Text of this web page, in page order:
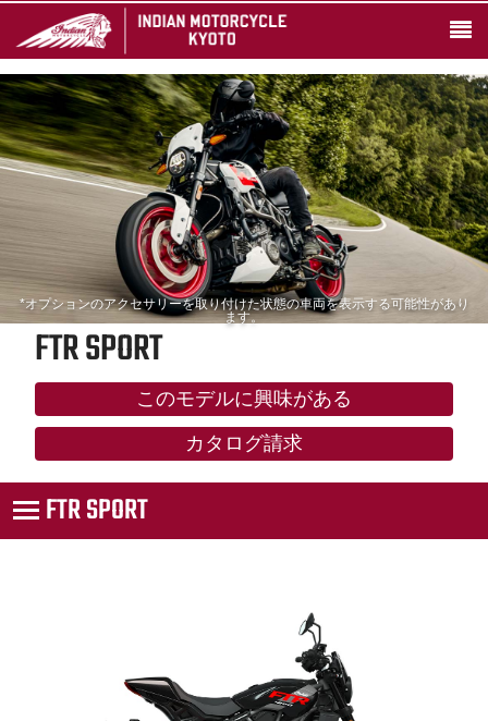
*オプションのアクセサリーを取り付けた状態の車両を表示する可能性があり
ます。
FTR SPORT
このモデルに興味がある
カタログ請求
FTR SPORT